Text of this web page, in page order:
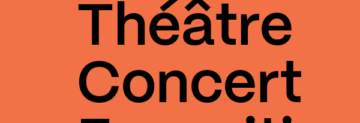
Théâtre
Concert